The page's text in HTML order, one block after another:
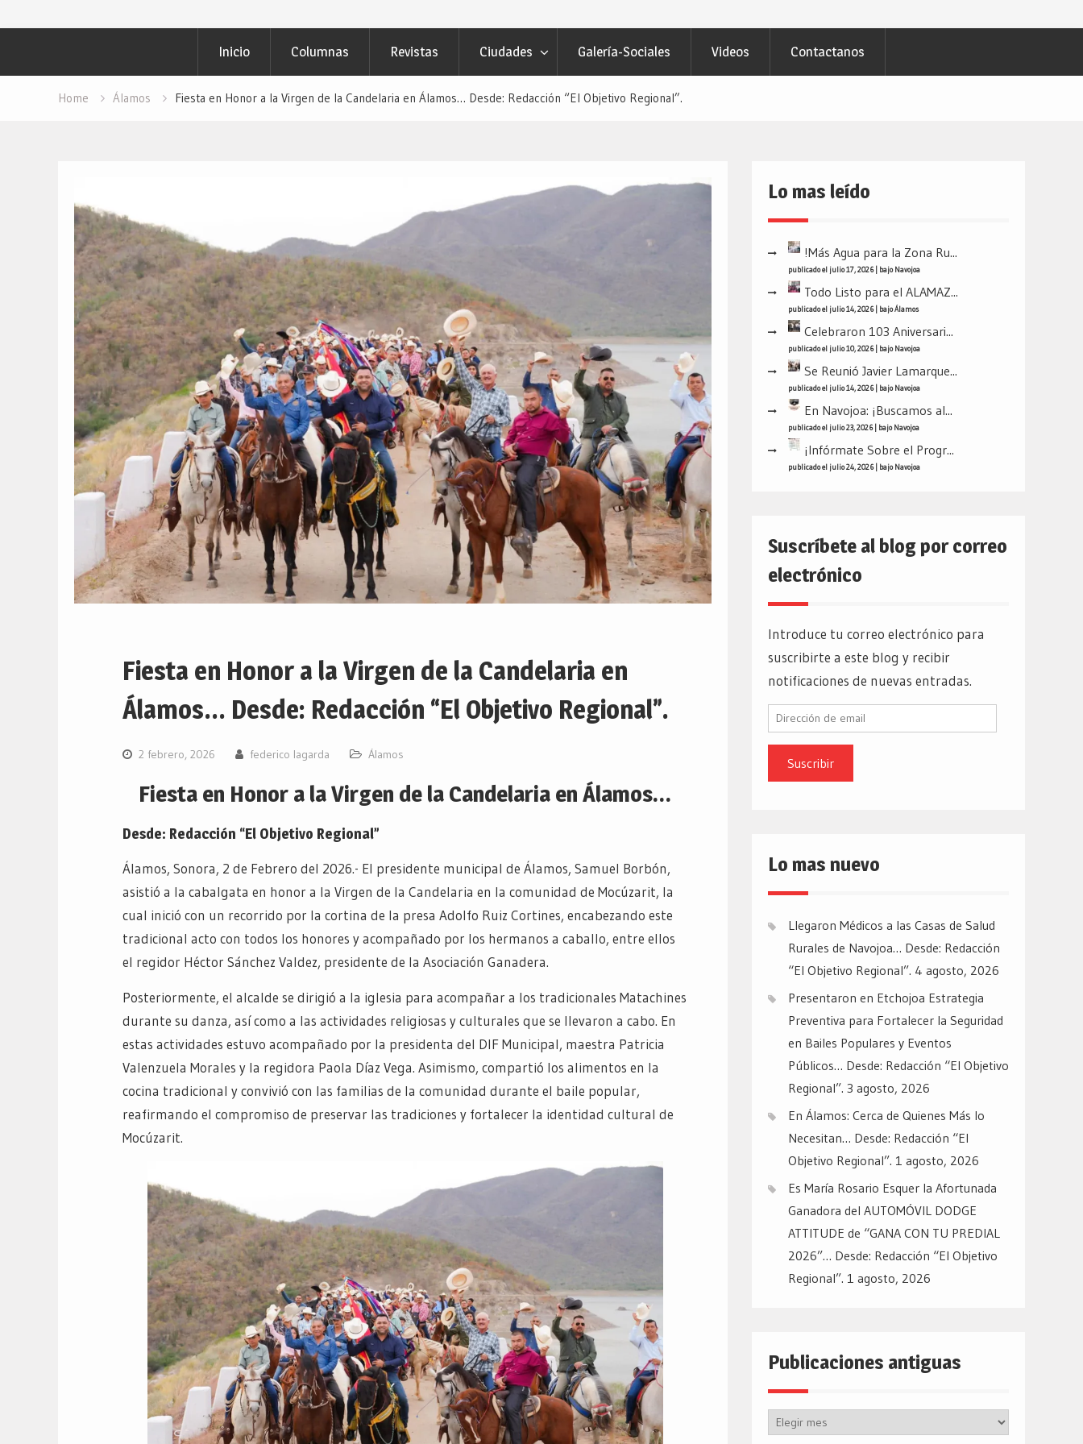
Inicio Columnas Revistas Ciudades Galería-Sociales Videos Contactanos
Home Álamos Fiesta en Honor a la Virgen de la Candelaria en Álamos… Desde: Redacción “El Objetivo Regional”.
Fiesta en Honor a la Virgen de la Candelaria en
Álamos… Desde: Redacción “El Objetivo Regional”.
2 febrero, 2026 federico lagarda Álamos
Fiesta en Honor a la Virgen de la Candelaria en Álamos…
Desde: Redacción “El Objetivo Regional”
Álamos, Sonora, 2 de Febrero del 2026.- El presidente municipal de Álamos, Samuel Borbón,
asistió a la cabalgata en honor a la Virgen de la Candelaria en la comunidad de Mocúzarit, la
cual inició con un recorrido por la cortina de la presa Adolfo Ruiz Cortines, encabezando este
tradicional acto con todos los honores y acompañado por los hermanos a caballo, entre ellos
el regidor Héctor Sánchez Valdez, presidente de la Asociación Ganadera.
Posteriormente, el alcalde se dirigió a la iglesia para acompañar a los tradicionales Matachines
durante su danza, así como a las actividades religiosas y culturales que se llevaron a cabo. En
estas actividades estuvo acompañado por la presidenta del DIF Municipal, maestra Patricia
Valenzuela Morales y la regidora Paola Díaz Vega. Asimismo, compartió los alimentos en la
cocina tradicional y convivió con las familias de la comunidad durante el baile popular,
reafirmando el compromiso de preservar las tradiciones y fortalecer la identidad cultural de
Mocúzarit.
Lo mas leído
!Más Agua para la Zona Ru...
publicado el julio 17, 2026| bajoNavojoa
Todo Listo para el ALAMAZ...
publicado el julio 14, 2026| bajoÁlamos
Celebraron 103 Aniversari...
publicado el julio 10, 2026| bajoNavojoa
Se Reunió Javier Lamarque...
publicado el julio 14, 2026| bajoNavojoa
En Navojoa: ¡Buscamos al...
publicado el julio 23, 2026| bajoNavojoa
¡Infórmate Sobre el Progr...
publicado el julio 24, 2026| bajoNavojoa
Suscríbete al blog por correo
electrónico
Introduce tu correo electrónico para
suscribirte a este blog y recibir
notificaciones de nuevas entradas.
Dirección
email
Lo mas nuevo
Llegaron Médicos a las Casas de Salud
Rurales de Navojoa… Desde: Redacción
“El Objetivo Regional”. 4 agosto, 2026
Presentaron en Etchojoa Estrategia
Preventiva para Fortalecer la Seguridad
en Bailes Populares y Eventos
Públicos… Desde: Redacción “El Objetivo
Regional”. 3 agosto, 2026
En Álamos: Cerca de Quienes Más lo
Necesitan… Desde: Redacción “El
Objetivo Regional”. 1 agosto, 2026
Es María Rosario Esquer la Afortunada
Ganadora del AUTOMÓVIL DODGE
ATTITUDE de “GANA CON TU PREDIAL
2026”… Desde: Redacción “El Objetivo
Regional”. 1 agosto, 2026
Publicaciones antiguas
Publicaciones